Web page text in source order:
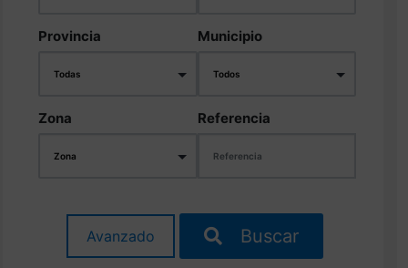
Provincia Municipio
Zona Referencia
Avanzado Buscar